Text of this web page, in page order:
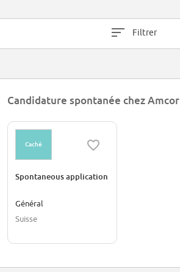
Filtrer
Candidature spontanée chez Amcor
Caché
Spontaneous application
Général
Suisse